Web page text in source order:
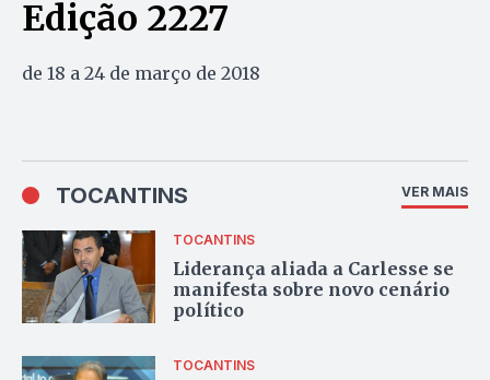
Edição 2227
de 18 a 24 de março de 2018
TOCANTINS VER MAIS
TOCANTINS
Liderança aliada a Carlesse se
manifesta sobre novo cenário
político
TOCANTINS